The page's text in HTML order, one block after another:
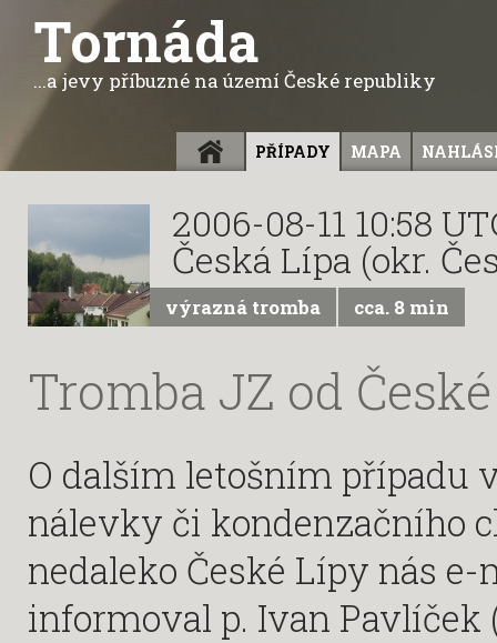
Tornáda
...a jevy příbuzné na území České republiky
ÚVOD PŘÍPADY MAPA
2006-08-11 10:58
Česká Lípa (okr.
výrazná tromba cca. 8 min
Tromba JZ od
O dalším letošním případu
nálevky či kondenzačního
nedaleko České Lípy nás
informoval p. Ivan